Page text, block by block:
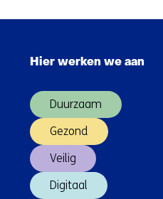
Hier werken we aan
Duurzaam
Gezond
Veilig
Digitaal